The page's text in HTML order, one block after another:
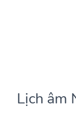
Lịch âm